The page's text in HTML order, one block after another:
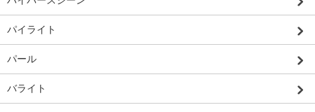
パイライト
パール
バライト